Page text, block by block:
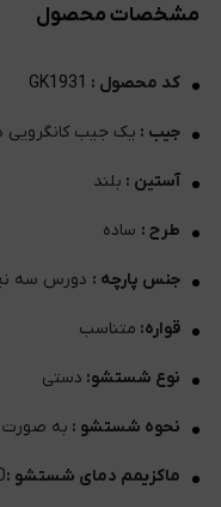
مشخصات محصول
کد محصول : GK1931
جیب : یک جیب کانگرویی
آستین : بلند
طرح : ساده
جنس پارچه : دورس سه
قواره: متناسب
نوع شستشو: دستی
نحوه شستشو : به صورت
ماکزیمم دمای شستشو :30